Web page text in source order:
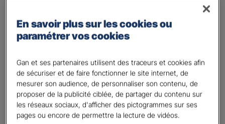
Etes-vous déjà client Gan assurances ?*
Oui
Civilité*
Madame
Monsieur
Contact *
En savoir plus sur les cookies ou
paramétrer vos cookies
Gan et ses partenaires utilisent des traceurs et cookies afin
de sécuriser et de faire fonctionner le site internet, de
mesurer son audience, de personnaliser son contenu, de
proposer de la publicité ciblée, de partager du contenu sur
les réseaux sociaux, d'afficher des pictogrammes sur ses
pages ou encore de permettre la lecture de vidéos.